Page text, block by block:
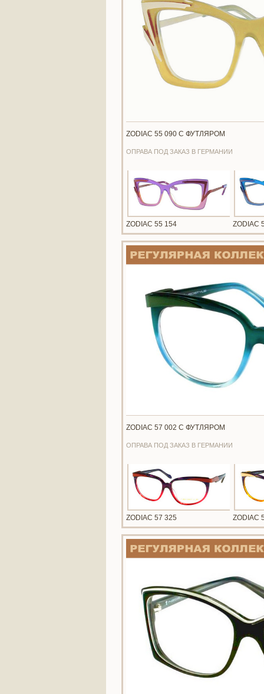
ZODIAC 55 090 С ФУТЛЯРОМ
ОПРАВА ПОД ЗАКАЗ В ГЕРМАНИИ
ZODIAC 55 154 ZODIAC
ZODIAC 57 002 С ФУТЛЯРОМ
ОПРАВА ПОД ЗАКАЗ В ГЕРМАНИИ
ZODIAC 57 325 ZODIAC